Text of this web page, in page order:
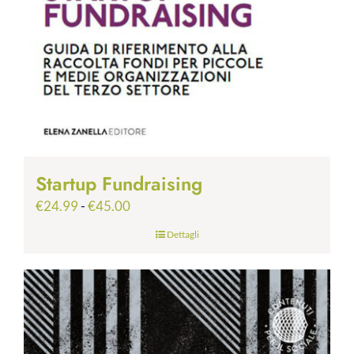
Startup Fundraising
€24.99-€45.00Fascia
€24.99
€45.00
Dettagli